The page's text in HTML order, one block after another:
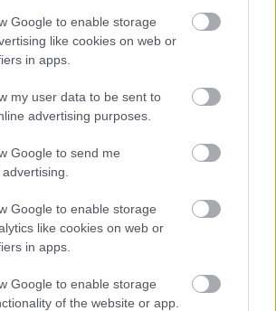
Google to enable storage
like cookies on web or
in apps.
my user data to be sent to
advertising purposes.
Google to send me
Google to enable storage
like cookies on web or
in apps.
Google to enable storage
of the website or app.
után Feleki Attila ügyvezető az
adott nyilatkozatában így
hogy aki az első helyen fordul,
elvárás, hogy az élmezőnybéli
Titkos álom, hogy egy érmet
de ha az első ötben
is elégedettek lennénk. Pinezits
sikerült egy felkészült,
is egy kiváló, intelligens
nagyon örülne neki, ha
tudnának vele dolgozni.”